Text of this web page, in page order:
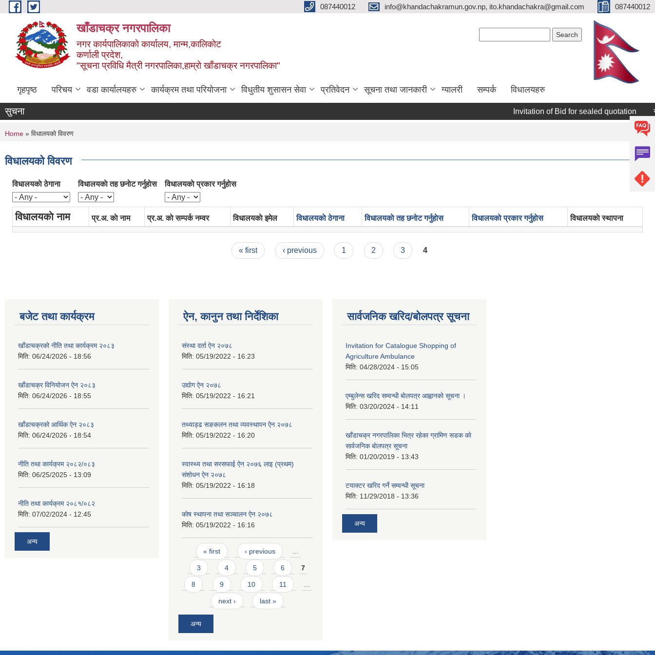
Skip to main content 087440012 info@khandachakramun.gov.np, ito.khandachakra@gmail.com 087440012
खाँडाचक्र नगरपालिका
नगर कार्यपालिकाकाे कार्यालय, मान्म,कालिकाेट
क‍र्णाली प्रदेश,
"सूचना प्रविधि मैत्री नगरपालिका,हाम्राे खाँडाचक्र नगरपालिका"
गृहपृष्ठ परिचय वडा कार्यालयहरु कार्यक्रम तथा परियोजना विधुतीय शुसासन सेवा प्रतिवेदन सूचना तथा जानकारी ग्यालरी सम्पर्क विधालयहरु
सुचना Invitation of Bid for sealed quotation
You are here
Home » विधालयकाे विवरण
विधालयकाे विवरण
विधालयकाे ठेगाना विधालयकाे तह छनाेट गर्नुहाेस विधालयकाे प्रकार गर्नुहाेस
विधालयकाे नाम प्र.अ. काे नाम प्र.अ. काे सम्पर्क नम्वर विधालयकाे इमेल विधालयकाे ठेगाना विधालयकाे तह छनाेट गर्नुहाेस विधालयकाे प्रकार गर्नुहाेस विधालयकाे स्थापना
« first ‹ previous 1 2 3 4
बजेट तथा कार्यक्रम
खाँडाचक्रको नीति तथा कार्यक्रम २०८३
मिति: 06/24/2026 - 18:56
खाँडाचक्र विनियोजन ऐन २०८३
मिति: 06/24/2026 - 18:55
खाँडाचक्रको आर्थिक ऐन २०८३
मिति: 06/24/2026 - 18:54
नीति तथा कार्यक्रम २०८२/०८३
मिति: 06/25/2025 - 13:09
नीति तथा कार्यक्रम २०८१/०८२
मिति: 07/02/2024 - 12:45
अन्य
ऐन, कानुन तथा निर्देशिका
संस्था दर्ता ऐन २०७८
मिति: 05/19/2022 - 16:23
उद्याेग ऐन २०७८
मिति: 05/19/2022 - 16:21
तथ्याड्ढ सङकलन तथा व्यवस्थापन ऐन २०७८
मिति: 05/19/2022 - 16:20
स्वास्थ्य तथा सरसफाई ऐन २०७६ लाइ (प्रथम)
स‌ंशाेधन ऐन २०७८
मिति: 05/19/2022 - 16:18
काेष स्थापना तथा सञ्चालन ऐन २०७८
मिति: 05/19/2022 - 16:16
Pages
« first ‹ previous …
3 4 5 6 7
8 9 10 11 …
next › last »
अन्य
सार्वजनिक खरिद/बोलपत्र सूचना
Invitation for Catalogue Shopping of
Agriculture Ambulance
मिति: 04/28/2024 - 15:05
एम्बुलेन्स खरिद सम्वन्धी बाेलपत्र आह्वानकाे सूचना ।
मिति: 03/20/2024 - 14:11
खाँडाचक्र नगरपालिका भित्र रहेका ग्रामिण सडक काे
सार्वजनिक बाेलपत्र सूचना
मिति: 01/20/2019 - 13:43
टयाक्टर खरिद गर्ने सम्वन्धी सूचना
मिति: 11/29/2018 - 13:36
अन्य